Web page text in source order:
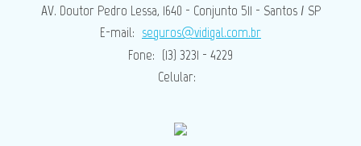
AV. Doutor Pedro Lessa, 1640 - Conjunto 511 - Santos / SP
E-mail: seguros@vidigal.com.br
Fone: (13) 3231 - 4229
Celular: